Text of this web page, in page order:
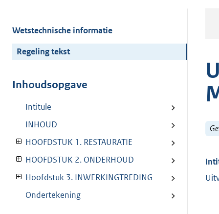
Wetstechnische informatie
Regeling tekst
Inhoudsopgave
Intitule
INHOUD
HOOFDSTUK 1. RESTAURATIE
HOOFDSTUK 2. ONDERHOUD
Hoofdstuk 3. INWERKINGTREDING
Ondertekening